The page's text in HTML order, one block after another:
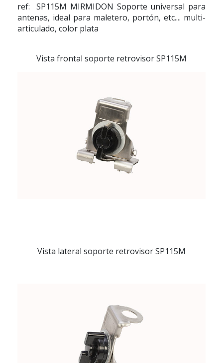
ref: SP115M MIRMIDON Soporte universal para
antenas, ideal para maletero, portón, etc.... multi-
articulado, color plata
Vista frontal soporte retrovisor SP115M
Vista lateral soporte retrovisor SP115M